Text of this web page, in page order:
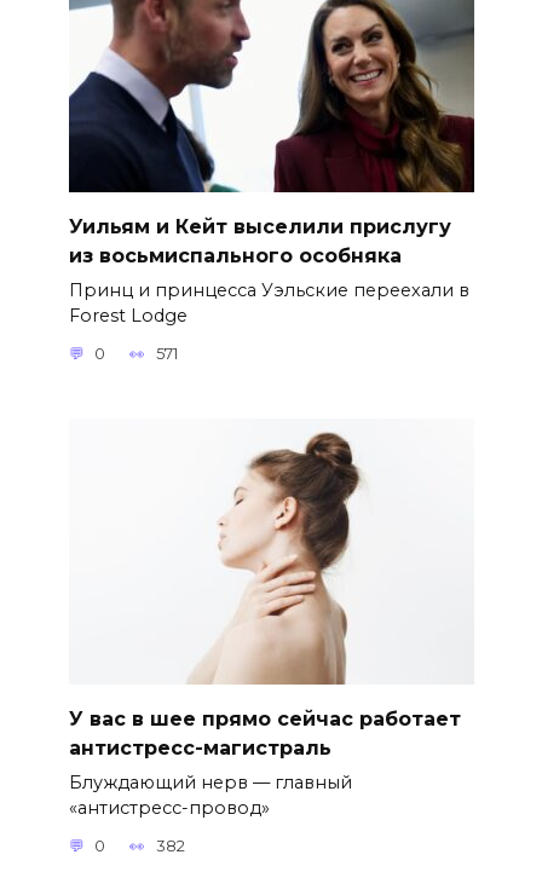
Уильям и Кейт выселили прислугу
из восьмиспального особняка
Принц и принцесса Уэльские переехали в
Forest Lodge
0 571
У вас в шее прямо сейчас работает
антистресс-магистраль
Блуждающий нерв — главный
«антистресс-провод»
0 382